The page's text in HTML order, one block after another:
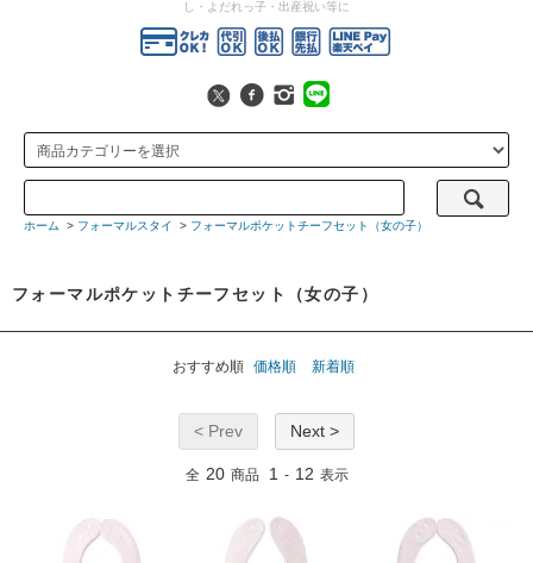
し・よだれっ子・出産祝い等に
ホーム > フォーマルスタイ > フォーマルポケットチーフセット（女の子）
フォーマルポケットチーフセット（女の子）
おすすめ順 価格順 新着順
< Prev Next >
全 20 商品 1 - 12 表示